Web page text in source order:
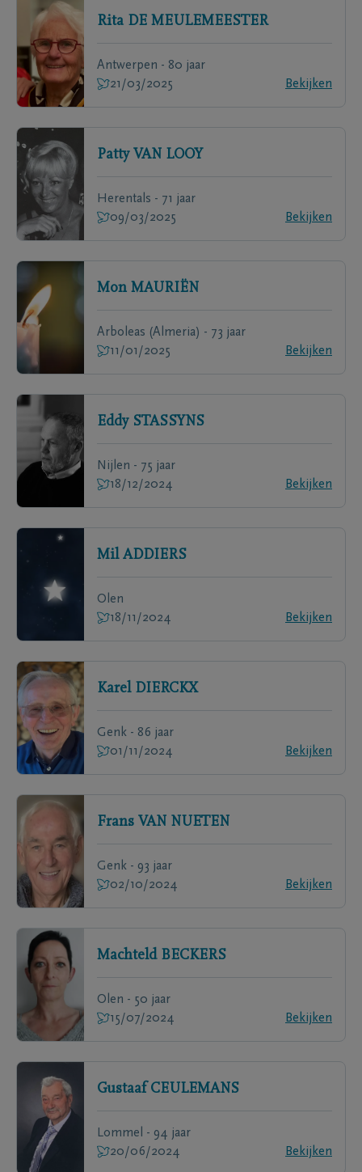
Rita DE MEULEMEESTER
Antwerpen - 80 jaar
21/03/2025
Bekijken
Patty VAN LOOY
Herentals - 71 jaar
09/03/2025
Bekijken
Mon MAURIËN
Arboleas (Almeria) - 73 jaar
11/01/2025
Bekijken
Eddy STASSYNS
Nijlen - 75 jaar
18/12/2024
Bekijken
Mil ADDIERS
Olen
18/11/2024
Bekijken
Karel DIERCKX
Genk - 86 jaar
01/11/2024
Bekijken
Frans VAN NUETEN
Genk - 93 jaar
02/10/2024
Bekijken
Machteld BECKERS
Olen - 50 jaar
15/07/2024
Bekijken
Gustaaf CEULEMANS
Lommel - 94 jaar
20/06/2024
Bekijken